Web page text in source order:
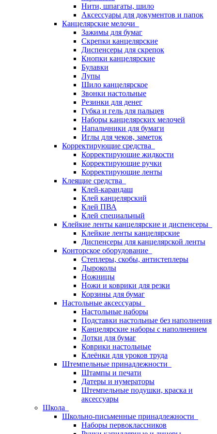
Нити, шпагаты, шило
Аксессуары для документов и папок
Канцелярские мелочи
Зажимы для бумаг
Скрепки канцелярские
Диспенсеры для скрепок
Кнопки канцелярские
Булавки
Лупы
Шило канцелярское
Звонки настольные
Резинки для денег
Губка и гель для пальцев
Наборы канцелярских мелочей
Напальчники для бумаги
Иглы для чеков, заметок
Корректирующие средства
Корректирующие жидкости
Корректирующие ручки
Корректирующие ленты
Клеящие средства
Клей-карандаш
Клей канцелярский
Клей ПВА
Клей специальный
Клейкие ленты канцелярские и диспенсеры
Клейкие ленты канцелярские
Диспенсеры для канцелярской ленты
Конторское оборудование
Степлеры, скобы, антистеплеры
Дыроколы
Ножницы
Ножи и коврики для резки
Корзины для бумаг
Настольные аксессуары
Настольные наборы
Подставки настольные без наполнения
Канцелярские наборы с наполнением
Лотки для бумаг
Коврики настольные
Клеёнки для уроков труда
Штемпельные принадлежности
Штампы и печати
Датеры и нумераторы
Штемпельные подушки, краска и
аксессуары
Школа
Школьно-письменные принадлежности
Наборы первоклассников